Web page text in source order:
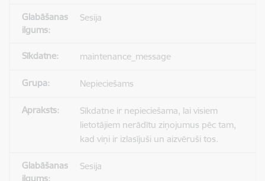
Sesija
maintenance_message
Nepieciešams
Sīkdatne ir nepieciešama, lai visiem
lietotājiem nerādītu ziņojumus pēc tam,
kad viņi ir izlasījuši un aizvēruši tos.
Sesija